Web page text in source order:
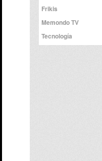
Frikis
Memondo TV
Tecnología